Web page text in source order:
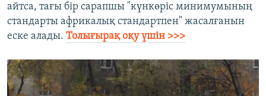
айтса, тағы бір сарапшы "күнкөріс минимумының
стандарты африкалық стандартпен" жасалғанын
еске алады. Толығырақ оқу үшін >>>